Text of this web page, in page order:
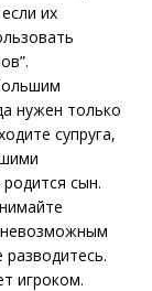
их
нужен только
супруга,
сын.
невозможным
игроком.